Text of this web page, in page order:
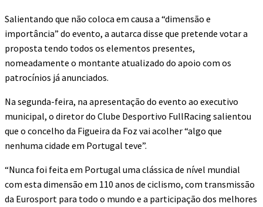
Salientando que não coloca em causa a “dimensão e
importância” do evento, a autarca disse que pretende votar a
proposta tendo todos os elementos presentes,
nomeadamente o montante atualizado do apoio com os
patrocínios já anunciados.
Na segunda-feira, na apresentação do evento ao executivo
municipal, o diretor do Clube Desportivo FullRacing salientou
que o concelho da Figueira da Foz vai acolher “algo que
nenhuma cidade em Portugal teve”.
“Nunca foi feita em Portugal uma clássica de nível mundial
com esta dimensão em 110 anos de ciclismo, com transmissão
da Eurosport para todo o mundo e a participação dos melhores